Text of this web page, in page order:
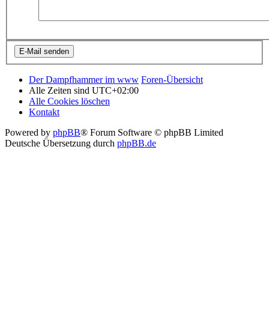
Der Dampfhammer im www Foren-Übersicht
Alle Zeiten sind UTC+02:00
Alle Cookies löschen
Kontakt
Powered by phpBB® Forum Software © phpBB Limited
Deutsche Übersetzung durch phpBB.de